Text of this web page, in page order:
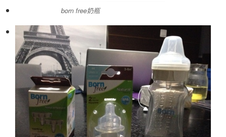
born free奶瓶